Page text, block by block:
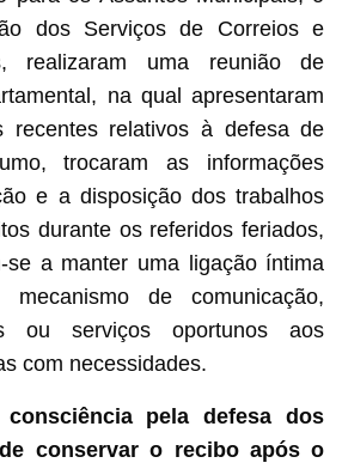
dos Serviços de Correios e
realizaram uma reunião de
na qual apresentaram
recentes relativos à defesa de
trocaram as informações
e a disposição dos trabalhos
durante os referidos feriados,
se a manter uma ligação íntima
de comunicação,
ou serviços oportunos aos
com necessidades.
consciência pela defesa dos
conservar o recibo após o